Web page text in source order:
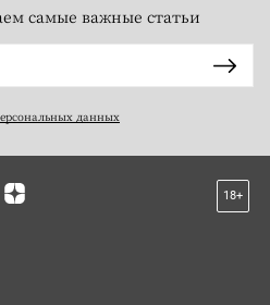
самые важные статьи
данных
18+